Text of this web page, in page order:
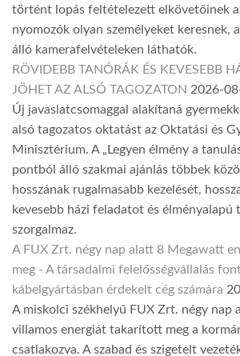
történt lopás feltételezett elkövetőinek
nyomozók olyan személyeket keresnek,
álló kamerafelvételeken láthatók.
RÖVIDEBB TANÓRÁK ÉS KEVESEBB
JÖHET AZ ALSÓ TAGOZATON 2026-
Új javaslatcsomaggal alakítaná
alsó tagozatos oktatást az Oktatási és
Minisztérium. A „Legyen élmény a
pontból álló szakmai ajánlás többek
hosszának rugalmasabb kezelését,
kevesebb házi feladatot és élményalapú
szorgalmaz.
A FUX Zrt. négy nap alatt 8 Megawatt
meg - A társadalmi felelősségvállalás
kábelgyártásban érdekelt cég számára
A miskolci székhelyű FUX Zrt. négy nap
villamos energiát takarított meg a
csatlakozva. A szabad és szigetelt